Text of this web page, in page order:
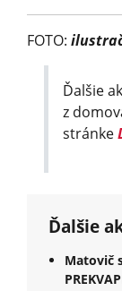
FOTO:
Ďalšie
z
stránke
Ďalšie
Matovič